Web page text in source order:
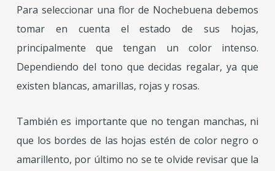
Para seleccionar una flor de Nochebuena debemos
tomar en cuenta el estado de sus hojas,
principalmente que tengan un color intenso.
Dependiendo del tono que decidas regalar, ya que
existen blancas, amarillas, rojas y rosas.
También es importante que no tengan manchas, ni
que los bordes de las hojas estén de color negro o
amarillento, por último no se te olvide revisar que la